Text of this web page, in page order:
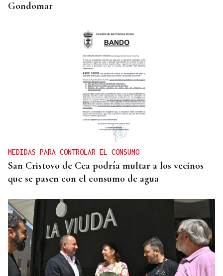
Gondomar
MEDIDAS PARA CONTROLAR EL CONSUMO
San Cristovo de Cea podría multar a los vecinos
que se pasen con el consumo de agua